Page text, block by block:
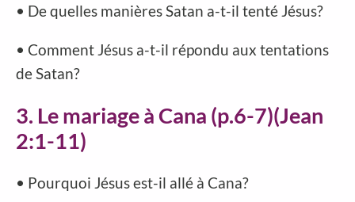
• De quelles manières Satan a-t-il tenté Jésus?
• Comment Jésus a-t-il répondu aux tentations
de Satan?
3. Le mariage à Cana (p.6-7)(Jean
2:1-11)
• Pourquoi Jésus est-il allé à Cana?